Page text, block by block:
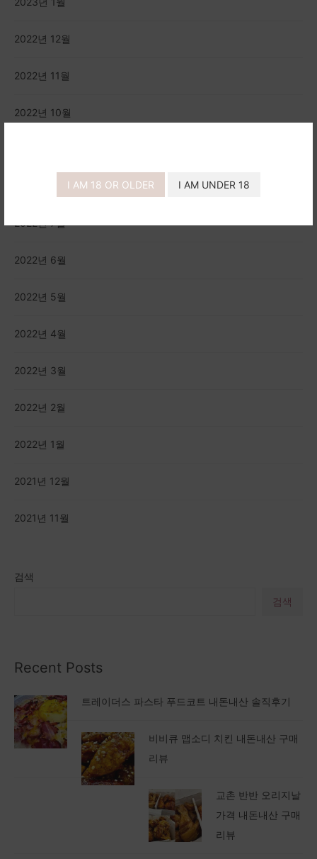
I AM 18 OR OLDER I AM UNDER 18
검색
검색
Recent Posts
트레이더스 파스타 푸드코트 내돈내산 솔직후기
비비큐 맵소디 치킨 내돈내산 구매
리뷰
교촌 반반 오리지날
가격 내돈내산 구매
리뷰
2022년 12월
2022년 11월
2022년 10월
2022년 7월
2022년 6월
2022년 5월
2022년 4월
2022년 3월
2022년 2월
2022년 1월
2021년 12월
2021년 11월